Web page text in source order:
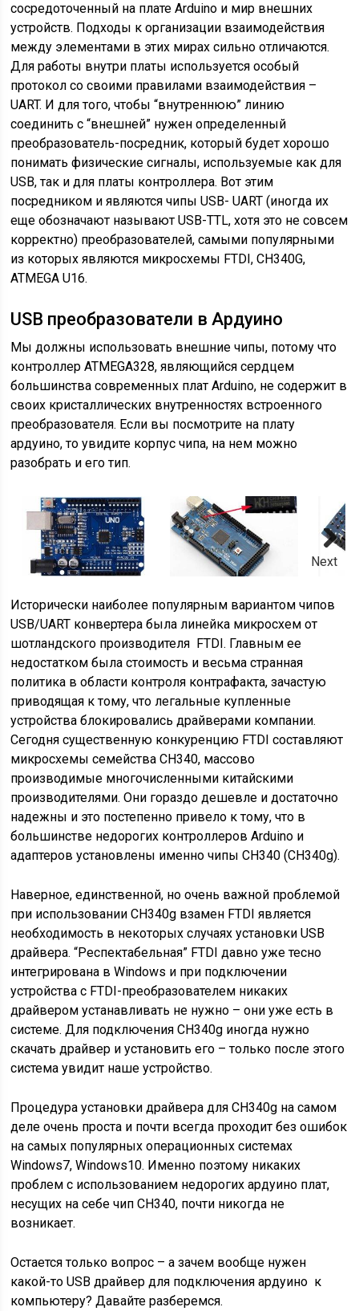
сосредоточенный на плате Arduino и мир внешних
устройств. Подходы к организации взаимодействия
между элементами в этих мирах сильно отличаются.
Для работы внутри платы используется особый
протокол со своими правилами взаимодействия –
UART. И для того, чтобы “внутреннюю” линию
соединить с “внешней” нужен определенный
преобразователь-посредник, который будет хорошо
понимать физические сигналы, используемые как для
USB, так и для платы контроллера. Вот этим
посредником и являются чипы USB- UART (иногда их
еще обозначают называют USB-TTL, хотя это не совсем
корректно) преобразователей, самыми популярными
из которых являются микросхемы FTDI, CH340G,
ATMEGA U16.
USB преобразователи в Ардуино
Мы должны использовать внешние чипы, потому что
контроллер ATMEGA328, являющийся сердцем
большинства современных плат Arduino, не содержит в
своих кристаллических внутренностях встроенного
преобразователя. Если вы посмотрите на плату
ардуино, то увидите корпус чипа, на нем можно
разобрать и его тип.
Next
Исторически наиболее популярным вариантом чипов
USB/UART конвертера была линейка микросхем от
шотландского производителя FTDI. Главным ее
недостатком была стоимость и весьма странная
политика в области контроля контрафакта, зачастую
приводящая к тому, что легальные купленные
устройства блокировались драйверами компании.
Сегодня существенную конкуренцию FTDI составляют
микросхемы семейства CH340, массово
производимые многочисленными китайскими
производителями. Они гораздо дешевле и достаточно
надежны и это постепенно привело к тому, что в
большинстве недорогих контроллеров Arduino и
адаптеров установлены именно чипы CH340 (CH340g).
Наверное, единственной, но очень важной проблемой
при использовании CH340g взамен FTDI является
необходимость в некоторых случаях установки USB
драйвера. “Респектабельная” FTDI давно уже тесно
интегрирована в Windows и при подключении
устройства с FTDI-преобразователем никаких
драйвером устанавливать не нужно – они уже есть в
системе. Для подключения CH340g иногда нужно
скачать драйвер и установить его – только после этого
система увидит наше устройство.
Процедура установки драйвера для CH340g на самом
деле очень проста и почти всегда проходит без ошибок
на самых популярных операционных системах
Windows7, Windows10. Именно поэтому никаких
проблем с использованием недорогих ардуино плат,
несущих на себе чип CH340, почти никогда не
возникает.
Остается только вопрос – а зачем вообще нужен
какой-то USB драйвер для подключения ардуино к
компьютеру? Давайте разберемся.